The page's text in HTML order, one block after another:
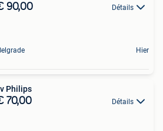
90,00 Détails
Hier
Philips
70,00 Détails